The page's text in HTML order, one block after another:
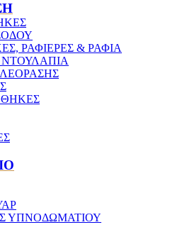
ΡΑΦΙΕΡΕΣ & ΡΑΦΙΑ
ΝΤΟΥΛΑΠΙΑ
ΥΠΝΟΔΩΜΑΤΙΟΥ